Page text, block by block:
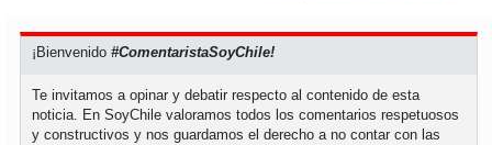
¡Bienvenido#ComentaristaSoyChile!
Te invitamos a opinar y debatir respecto al contenido de esta
noticia. En SoyChile valoramos todos los comentarios respetuosos
y constructivos y nos guardamos el derecho a no contar con las